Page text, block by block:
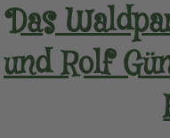
Das
und Rolf